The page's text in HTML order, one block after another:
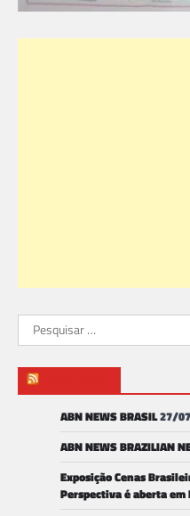
Pesquisar
por:
ABN NEWS BRASIL27/
ABN NEWS BRAZILIAN
Exposição Cenas
Perspectiva é aberta